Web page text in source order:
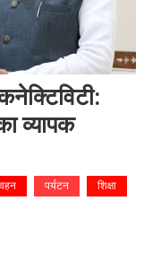
व्यापक
पर्यटन
शिक्षा